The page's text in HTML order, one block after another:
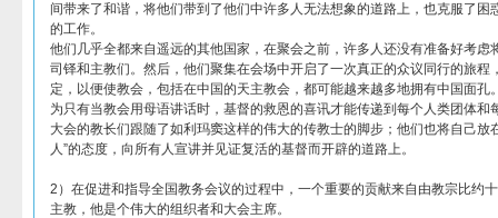
间带来了和谐，将他们带到了他们中许多人无法想象的道路上，也克服了困
的工作。
他们几乎全都来自遥远的其他国家，在聚会之前，许多人还没有准备好考虑
司铎和主教们。然后，他们聚集在会场中开启了一次真正的众议同行的旅程
定，以便使教会，包括在中国的天主教会，都可能越来越多地拥有中国面孔
为只有当教会用母语讲话时，基督的救恩的喜讯才能传递到每个人类团体和
大会的教长们跟随了如利玛窦这样的伟大的传教士的脚步；他们也将自己放
人”的态度，向所有人宣讲并见证复活的基督而开辟的道路上。
2）在促进和指导全国教务会议的过程中，一个重要的贡献来自由教宗比约
主教，他是个伟大的组织者和大会主席。